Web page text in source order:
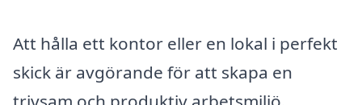
Att hålla ett kontor eller en lokal i perfekt
skick är avgörande för att skapa en